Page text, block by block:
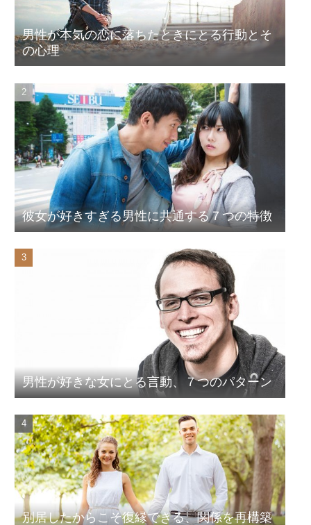
男性が本気の恋に落ちたときにとる行動とそ
の心理
彼女が好きすぎる男性に共通する７つの特徴
男性が好きな女にとる言動、７つのパターン
別居したからこそ復縁できる、関係を再構築